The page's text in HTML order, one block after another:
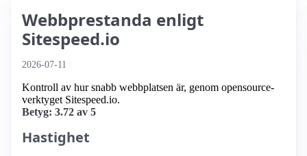
Webbprestanda enligt
Sitespeed.io
2026-07-11
Kontroll av hur snabb webbplatsen är, genom opensource-
verktyget Sitespeed.io.
Betyg: 3.72 av 5
Hastighet